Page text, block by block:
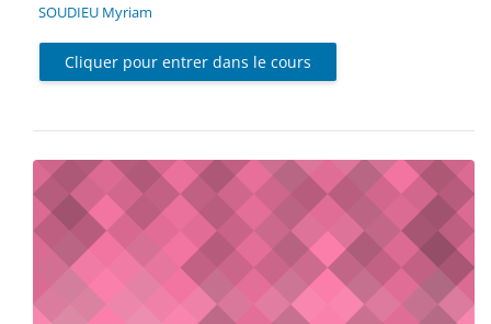
SOUDIEU Myriam
Cliquer pour entrer dans le cours